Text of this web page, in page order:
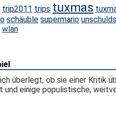
trip2011 trips tuxmas
schäuble supermario
wlan
überlegt, ob sie einer Kritik
und einige populistische,